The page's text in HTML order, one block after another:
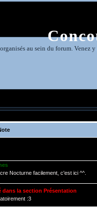
au sein du forum. Venez
Nocturne facilement, c'est ici ^^.
dans la section Présentation
:3